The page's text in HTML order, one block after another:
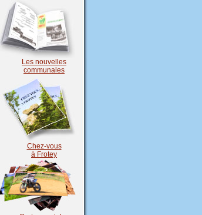
Les nouvelles
communales
Chez-vous
à Frotey